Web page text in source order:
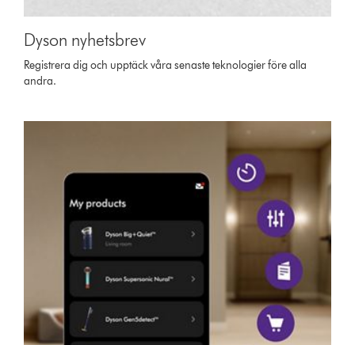
Dyson nyhetsbrev
Registrera dig och upptäck våra senaste teknologier före alla
andra.